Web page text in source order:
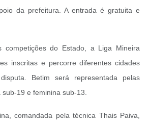
da prefeitura. A entrada é gratuita e
competições do Estado, a Liga Mineira
inscritas e percorre diferentes cidades
Betim será representada pelas
19 e feminina sub-13.
comandada pela técnica Thais Paiva,